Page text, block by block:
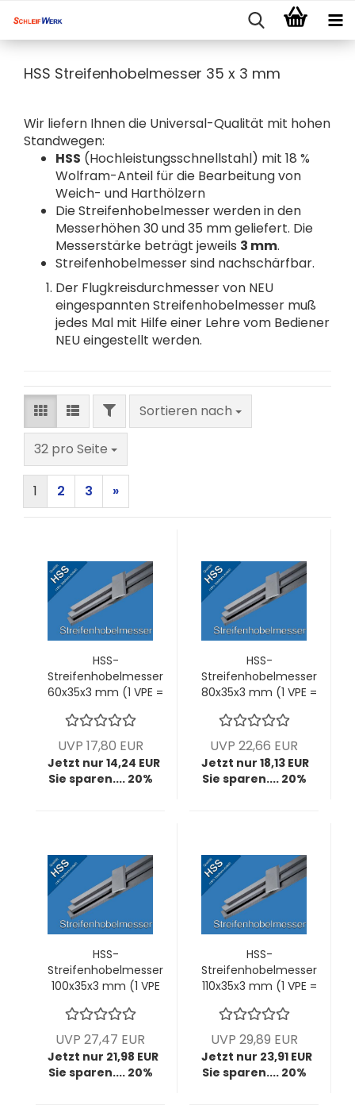
HSS Streifenhobelmesser 35 x 3 mm
Wir liefern Ihnen die Universal-Qualität mit hohen
Standwegen:
HSS (Hochleistungsschnellstahl) mit 18 %
Wolfram-Anteil für die Bearbeitung von
Weich- und Harthölzern
Die Streifenhobelmesser werden in den
Messerhöhen 30 und 35 mm geliefert. Die
Messerstärke beträgt jeweils 3 mm.
Streifenhobelmesser sind nachschärfbar.
Der Flugkreisdurchmesser von NEU
eingespannten Streifenhobelmesser muß
jedes Mal mit Hilfe einer Lehre vom Bediener
NEU eingestellt werden.
FILTERSortieren nach
Sortieren nach
32 pro Seite
pro Seite
1 2 3 »
HSS-
Streifenhobelmesser
60x35x3 mm (1 VPE =
UVP 17,80 EUR
Jetzt nur 14,24 EUR
Sie sparen.... 20%
HSS-
Streifenhobelmesser
80x35x3 mm (1 VPE =
UVP 22,66 EUR
Jetzt nur 18,13 EUR
Sie sparen.... 20%
HSS-
Streifenhobelmesser
100x35x3 mm (1 VPE
UVP 27,47 EUR
Jetzt nur 21,98 EUR
Sie sparen.... 20%
HSS-
Streifenhobelmesser
110x35x3 mm (1 VPE =
UVP 29,89 EUR
Jetzt nur 23,91 EUR
Sie sparen.... 20%